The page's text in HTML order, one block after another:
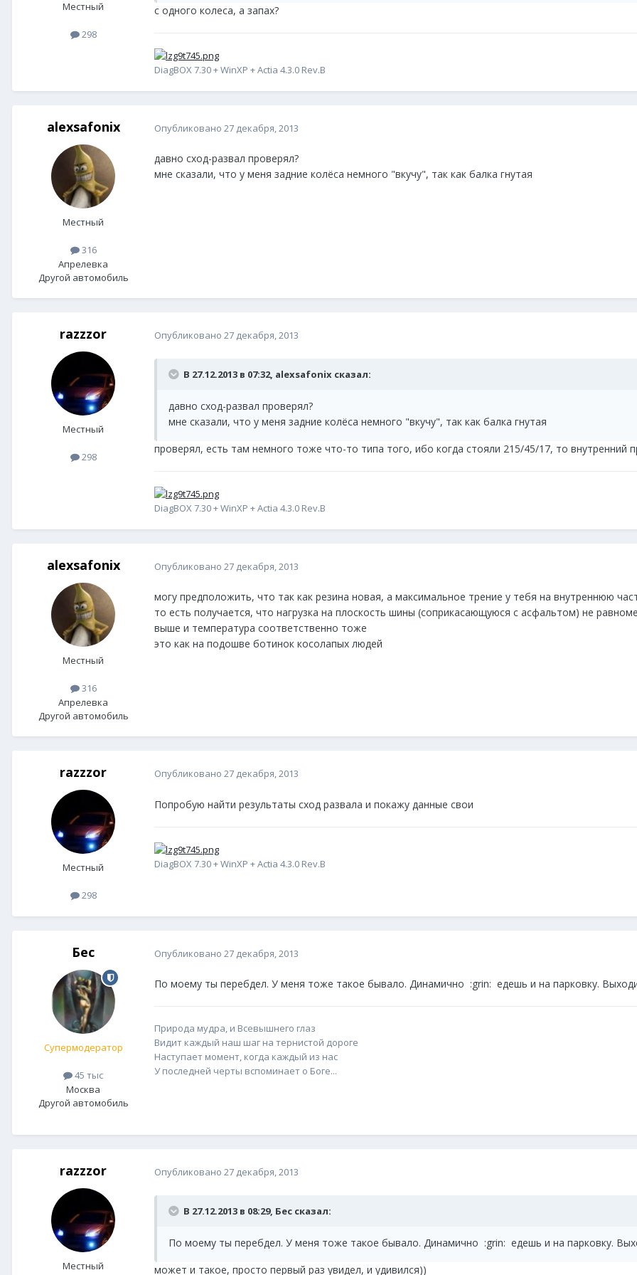
Местный
298
с одного колеса, а запах?
DiagBOX 7.30 + WinXP + Actia 4.3.0 Rev.B
alexsafonix
Местный
316
Апрелевка
Другой автомобиль
Опубликовано 27 декабря, 2013
давно сход-развал проверял?
мне сказали, что у меня задние колёса немного "вкучу", так как балка гнутая
razzzor
Местный
298
Опубликовано 27 декабря, 2013
В 27.12.2013 в 07:32, alexsafonix сказал:
давно сход-развал проверял?
мне сказали, что у меня задние колёса немного "вкучу", так как балка гнутая
проверял, есть там немного тоже что-то типа того, ибо когда стояли 215/45/17, то внутренний
DiagBOX 7.30 + WinXP + Actia 4.3.0 Rev.B
alexsafonix
Местный
316
Апрелевка
Другой автомобиль
Опубликовано 27 декабря, 2013
могу предположить, что так как резина новая, а максимальное трение у тебя на внутреннюю
то есть получается, что нагрузка на плоскость шины (соприкасающуюся с асфальтом) не
выше и температура соответственно тоже
это как на подошве ботинок косолапых людей
razzzor
Местный
298
Опубликовано 27 декабря, 2013
Попробую найти результаты сход развала и покажу данные свои
DiagBOX 7.30 + WinXP + Actia 4.3.0 Rev.B
Бес
Супермодератор
45 тыс
Москва
Другой автомобиль
Опубликовано 27 декабря, 2013
По моему ты перебдел. У меня тоже такое бывало. Динамично :grin: едешь и на парковку.
Природа мудра, и Всевышнего глаз
Видит каждый наш шаг на тернистой дороге
Наступает момент, когда каждый из нас
У последней черты вспоминает о Боге...
razzzor
Местный
Опубликовано 27 декабря, 2013
В 27.12.2013 в 08:29, Бес сказал:
По моему ты перебдел. У меня тоже такое бывало. Динамично :grin: едешь и на парковку.
может и такое, просто первый раз увидел, и удивился))